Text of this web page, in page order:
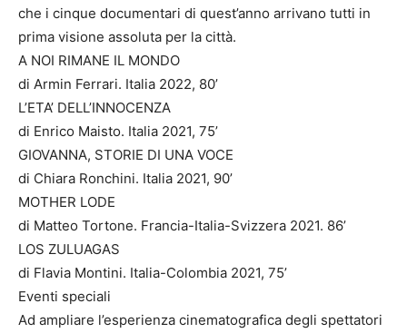
che i cinque documentari di quest’anno arrivano tutti in
prima visione assoluta per la città.
A NOI RIMANE IL MONDO
di Armin Ferrari. Italia 2022, 80’
L’ETA’ DELL’INNOCENZA
di Enrico Maisto. Italia 2021, 75’
GIOVANNA, STORIE DI UNA VOCE
di Chiara Ronchini. Italia 2021, 90’
MOTHER LODE
di Matteo Tortone. Francia-Italia-Svizzera 2021. 86’
LOS ZULUAGAS
di Flavia Montini. Italia-Colombia 2021, 75’
Eventi speciali
Ad ampliare l’esperienza cinematografica degli spettatori